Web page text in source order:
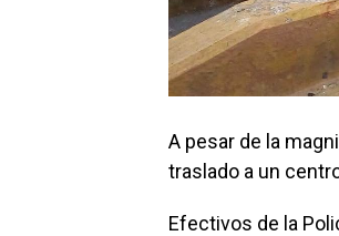
A pesar de la
traslado a un
Efectivos de la